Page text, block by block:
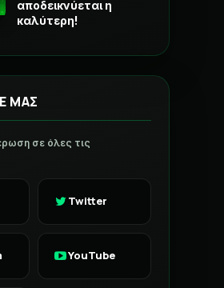
αποδεικνύεται η
καλύτερη!
ΜΑΣ
σε όλες τις
Twitter
YouTube